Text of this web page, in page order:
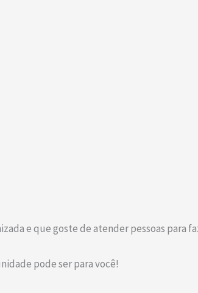
e que goste de atender pessoas para
pode ser para você!